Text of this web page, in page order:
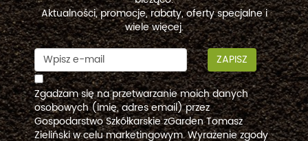
Aktualności, promocje, rabaty, oferty specjalne i
wiele więcej.
ZAPISZ
Zgadzam się na przetwarzanie moich danych
osobowych (imię, adres email) przez
Gospodarstwo Szkółkarskie zGarden Tomasz
Zieliński w celu marketingowym. Wyrażenie zgody